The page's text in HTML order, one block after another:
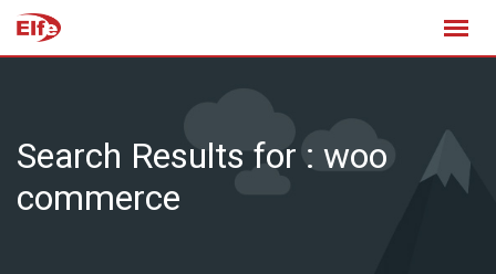
Skip
Search Results for : woo
commerce